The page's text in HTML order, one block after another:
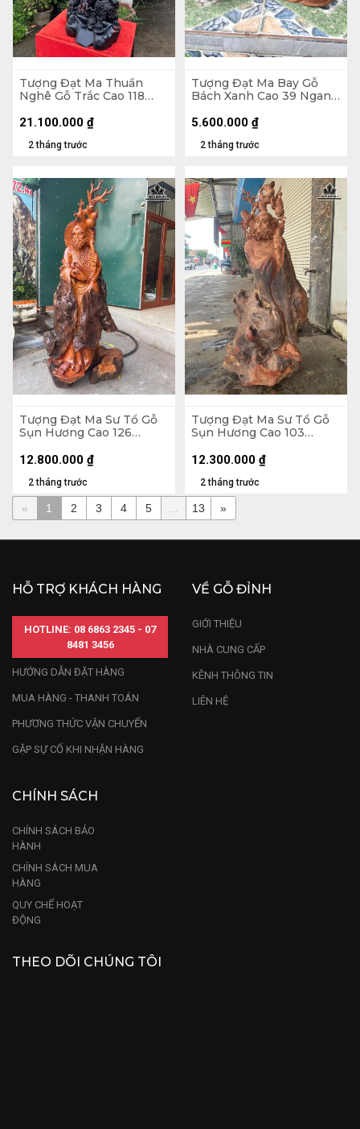
Tượng Đạt Ma Thuần
Nghê Gỗ Trắc Cao 118
2 tháng trước
21.100.000 ₫
Tượng Đạt Ma Bay Gỗ
Bách Xanh Cao 39 Ngang
2 tháng trước
5.600.000 ₫
Tượng Đạt Ma Sư Tổ Gỗ
Sụn Hương Cao 126
2 tháng trước
12.800.000 ₫
Tượng Đạt Ma Sư Tổ Gỗ
Sụn Hương Cao 103
2 tháng trước
12.300.000 ₫
« 1 2 3 4 5 ... 13 »
HỖ TRỢ KHÁCH HÀNG
HOTLINE: 08 6863 2345 - 07
8481 3456
HƯỚNG DẪN ĐẶT HÀNG
MUA HÀNG - THANH TOÁN
PHƯƠNG THỨC VẬN CHUYỂN
GẶP SỰ CỐ KHI NHẬN HÀNG
VỀ GỖ ĐỈNH
GIỚI THIỆU
NHÀ CUNG CẤP
KÊNH THÔNG TIN
LIÊN HỆ
CHÍNH SÁCH
CHÍNH SÁCH BẢO
HÀNH
CHÍNH SÁCH MUA
HÀNG
QUY CHẾ HOẠT
ĐỘNG
THEO DÕI CHÚNG TÔI